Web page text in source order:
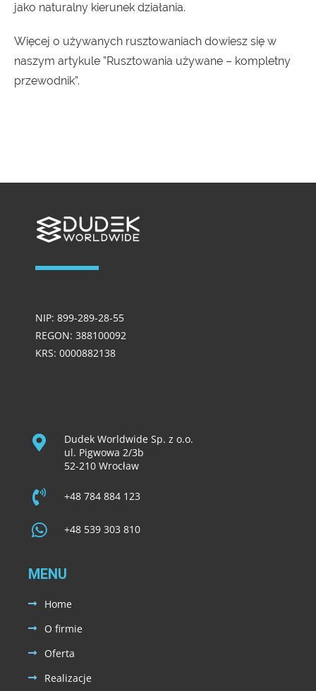
jako naturalny kierunek działania.
Więcej o używanych rusztowaniach dowiesz się w
naszym artykule ”Rusztowania używane – kompletny
przewodnik”.
NIP: 899-289-28-55
REGON: 388100092
KRS: 0000882138
Dudek Worldwide Sp. z o.o.
ul. Pigwowa 2/3b
52-210 Wrocław
+48 784 884 123
+48 539 303 810
MENU
Home
O firmie
Oferta
Realizacje